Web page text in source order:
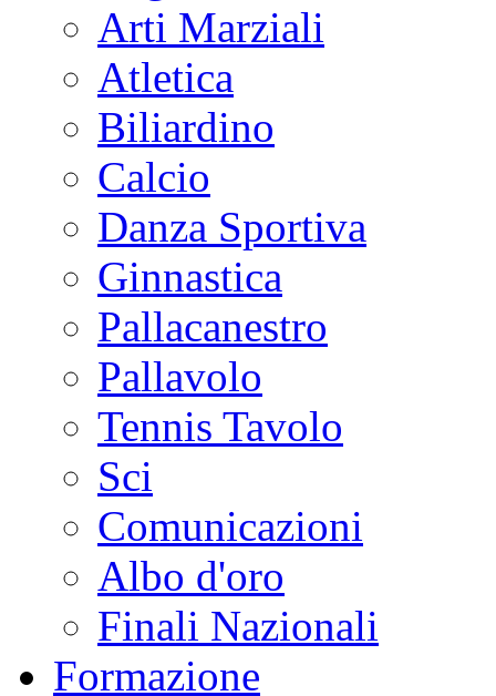
Arti Marziali
Atletica
Biliardino
Calcio
Danza Sportiva
Ginnastica
Pallacanestro
Pallavolo
Tennis Tavolo
Sci
Comunicazioni
Albo d'oro
Finali Nazionali
Formazione